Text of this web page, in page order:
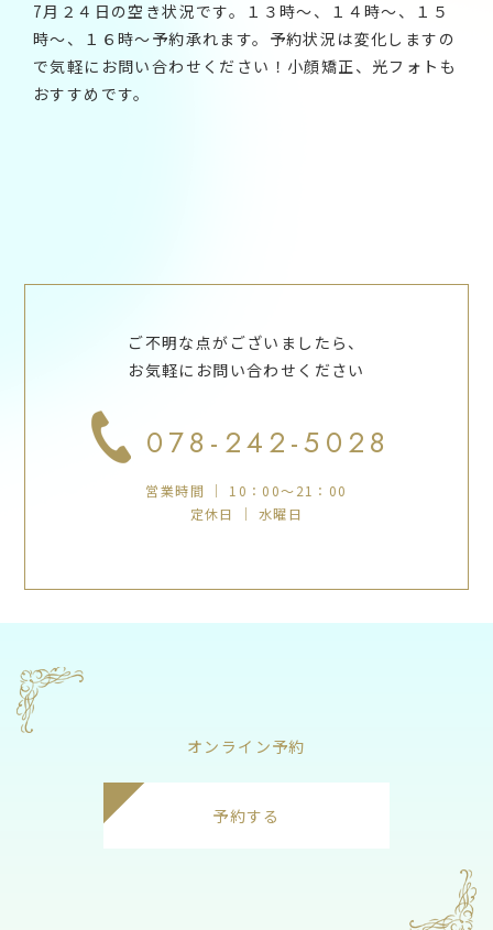
7月２４日の空き状況です。１３時～、１４時～、１５
時～、１６時～予約承れます。予約状況は変化しますの
で気軽にお問い合わせください！小顔矯正、光フォトも
おすすめです。
ご不明な点がございましたら、
お気軽にお問い合わせください
078-242-5028
営業時間 ｜ 10：00～21：00
定休日 ｜ 水曜日
オンライン予約
予約する